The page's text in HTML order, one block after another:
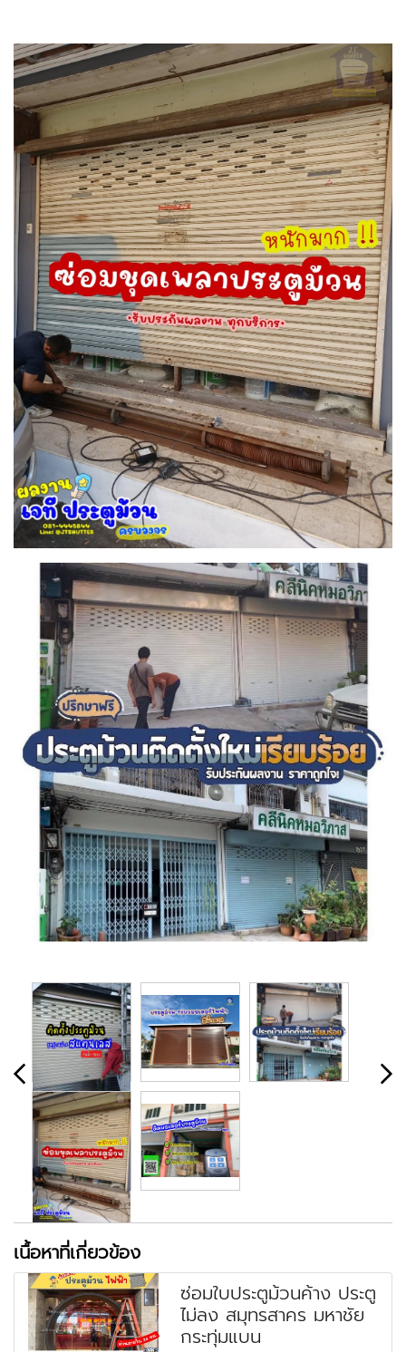
เนื้อหาที่เกี่ยวข้อง
ซ่อมใบประตูม้วนค้าง ประตู
ไม่ลง สมุทรสาคร มหาชัย
กระทุ่มแบน